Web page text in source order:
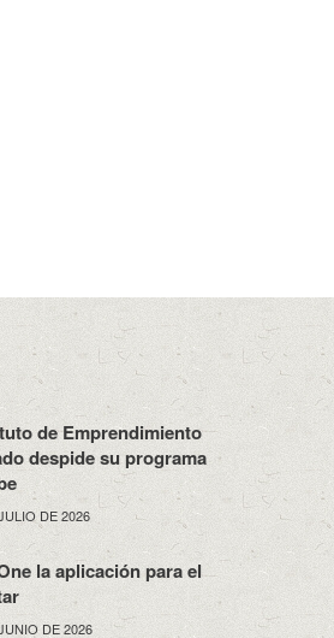
de Emprendimiento
despide su programa
DE 2026
la aplicación para el
DE 2026